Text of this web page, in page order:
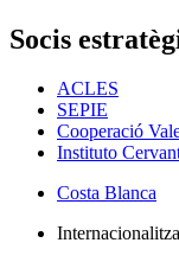
Socis
ACLES
SEPIE
Cooperació
Instituto
Costa Blanca